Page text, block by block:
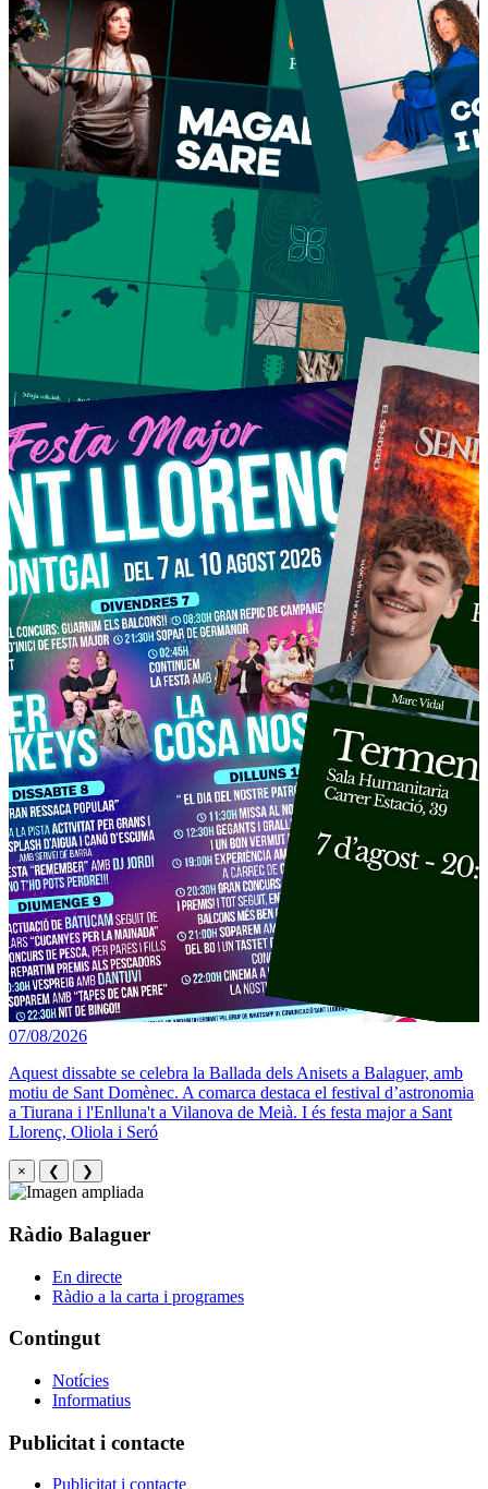
07/08/2026
Aquest dissabte se celebra la Ballada dels Anisets a Balaguer, amb
motiu de Sant Domènec. A comarca destaca el festival d’astronomia
a Tiurana i l'Enlluna't a Vilanova de Meià. I és festa major a Sant
Llorenç, Oliola i Seró
× ❮ ❯
Ràdio Balaguer
En directe
Ràdio a la carta i programes
Contingut
Notícies
Informatius
Publicitat i contacte
Publicitat i contacte